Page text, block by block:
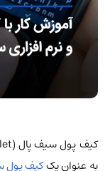
به عنوان یککیف پول